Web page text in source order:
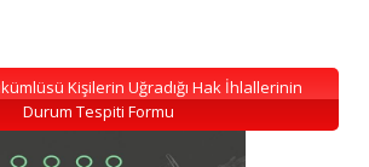
Kişilerin Uğradığı Hak İhlallerinin
Durum Tespiti Formu